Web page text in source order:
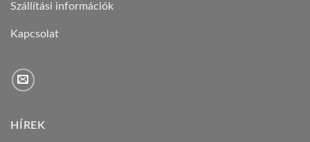
Szállítási információk
Kapcsolat
HÍREK